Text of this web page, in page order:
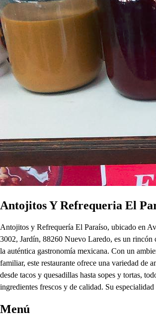
Antojitos Y Refrequeria El
Antojitos y Refrequería El Paraíso, ubicado en
3002, Jardín, 88260 Nuevo Laredo, es un rincón
la auténtica gastronomía mexicana. Con un
familiar, este restaurante ofrece una variedad de
desde tacos y quesadillas hasta sopes y tortas,
ingredientes frescos y de calidad. Su especialidad
Menú